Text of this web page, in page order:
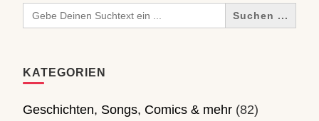
Search
for:
KATEGORIEN
Geschichten, Songs, Comics & mehr (82)